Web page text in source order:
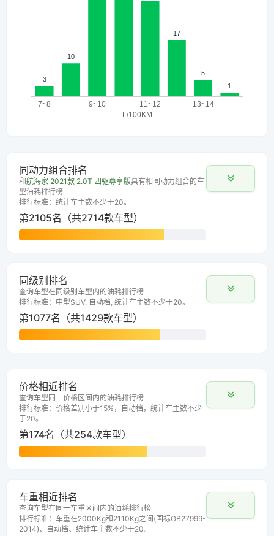
同动力组合排名
和航海家 2021款 2.0T 四驱尊享版具有相同动力组合的车
型油耗排行榜
排行标准：统计车主数不少于20。
第2105名（共2714款车型）
同级别排名
查询车型在同级别车型内的油耗排行榜
排行标准：中型SUV, 自动档, 统计车主数不少于20。
第1077名（共1429款车型）
价格相近排名
查询车型同一价格区间内的油耗排行榜
排行标准：价格差别小于15%，自动档，统计车主数不少
于20。
第174名（共254款车型）
车重相近排名
查询车型在同一车重区间内的油耗排行榜
排行标准：车重在2000Kg和2110Kg之间(国标GB27999-
2014)、自动档、统计车主数不少于20。